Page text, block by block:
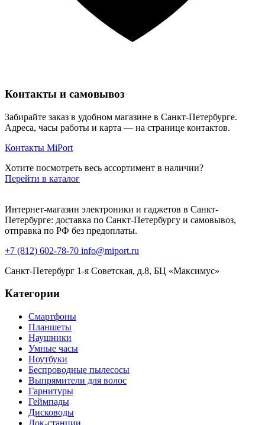
Контакты и самовывоз
Забирайте заказ в удобном магазине в Санкт-Петербурге.
Адреса, часы работы и карта — на странице контактов.
Контакты MiPort
Хотите посмотреть весь ассортимент в наличии?
Перейти в каталог
Интернет-магазин электроники и гаджетов в Санкт-
Петербурге: доставка по Санкт-Петербургу и самовывоз,
отправка по РФ без предоплаты.
+7 (812) 602-78-70 info@miport.ru
Санкт-Петербург 1-я Советская, д.8, БЦ «Максимус»
Категории
Смартфоны
Планшеты
Наушники
Умные часы
Ноутбуки
Беспроводные пылесосы
Выпрямители для волос
Гарнитуры
Геймпады
Дисководы
Док-станции